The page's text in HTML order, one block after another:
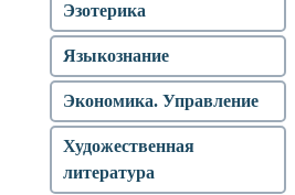
Эзотерика
Языкознание
Экономика. Управление
Художественная
литература